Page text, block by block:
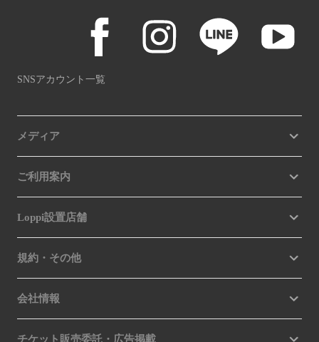
SNSアカウント一覧
メディア
ご利用案内
Loppi設置店舗
規約・その他
会社情報
チケット販売委託・広告掲載